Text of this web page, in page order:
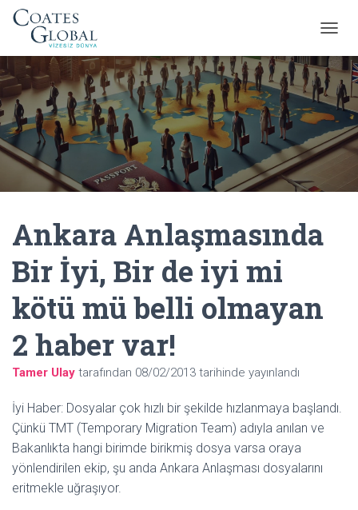
E
N
Ü
Y
Ü
A
Ç
A
Ankara Anlaşmasında
Bir İyi, Bir de iyi mi
kötü mü belli olmayan
2 haber var!
Tamer Ulay tarafından 08/02/2013 tarihinde yayınlandı
İyi Haber: Dosyalar çok hızlı bir şekilde hızlanmaya başlandı.
Çünkü TMT (Temporary Migration Team) adıyla anılan ve
Bakanlıkta hangi birimde birikmiş dosya varsa oraya
yönlendirilen ekip, şu anda Ankara Anlaşması dosyalarını
eritmekle uğraşıyor.